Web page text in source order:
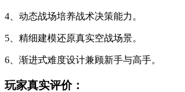
4、动态战场培养战术决策能力。
5、精细建模还原真实空战场景。
6、渐进式难度设计兼顾新手与高手。
玩家真实评价：